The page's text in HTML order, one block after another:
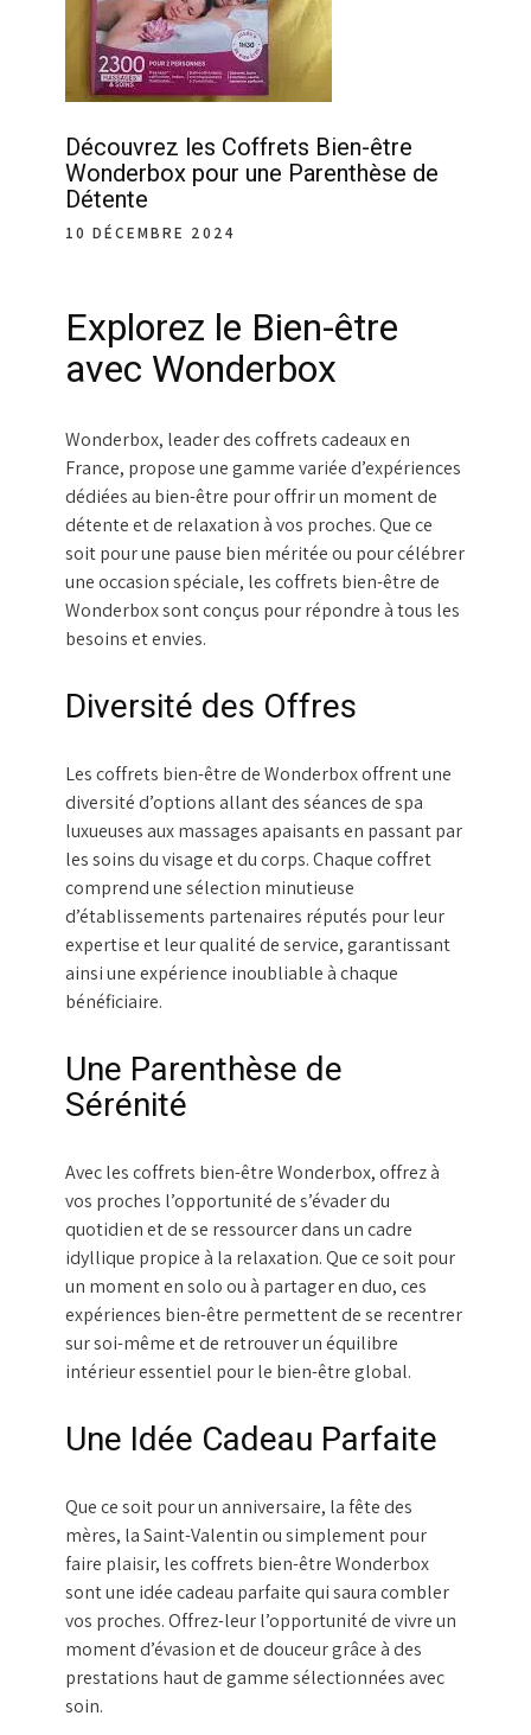
Découvrez les Coffrets Bien-être
Wonderbox pour une Parenthèse de
Détente
10 DÉCEMBRE 2024
Explorez le Bien-être
avec Wonderbox
Wonderbox, leader des coffrets cadeaux en
France, propose une gamme variée d’expériences
dédiées au bien-être pour offrir un moment de
détente et de relaxation à vos proches. Que ce
soit pour une pause bien méritée ou pour célébrer
une occasion spéciale, les coffrets bien-être de
Wonderbox sont conçus pour répondre à tous les
besoins et envies.
Diversité des Offres
Les coffrets bien-être de Wonderbox offrent une
diversité d’options allant des séances de spa
luxueuses aux massages apaisants en passant par
les soins du visage et du corps. Chaque coffret
comprend une sélection minutieuse
d’établissements partenaires réputés pour leur
expertise et leur qualité de service, garantissant
ainsi une expérience inoubliable à chaque
bénéficiaire.
Une Parenthèse de
Sérénité
Avec les coffrets bien-être Wonderbox, offrez à
vos proches l’opportunité de s’évader du
quotidien et de se ressourcer dans un cadre
idyllique propice à la relaxation. Que ce soit pour
un moment en solo ou à partager en duo, ces
expériences bien-être permettent de se recentrer
sur soi-même et de retrouver un équilibre
intérieur essentiel pour le bien-être global.
Une Idée Cadeau Parfaite
Que ce soit pour un anniversaire, la fête des
mères, la Saint-Valentin ou simplement pour
faire plaisir, les coffrets bien-être Wonderbox
sont une idée cadeau parfaite qui saura combler
vos proches. Offrez-leur l’opportunité de vivre un
moment d’évasion et de douceur grâce à des
prestations haut de gamme sélectionnées avec
soin.